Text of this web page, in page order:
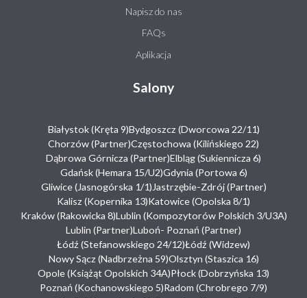
Napisz do nas
FAQs
Aplikacja
Salony
Białystok (Kręta 9)Bydgoszcz (Dworcowa 22/11)
Chorzów (Partner)Częstochowa (Kilińskiego 22)
Dąbrowa Górnicza (Partner)Elbląg (Sukiennicza 6)
Gdańsk (Hemara 15/U2)Gdynia (Portowa 6)
Gliwice (Jasnogórska 1/1)Jastrzębie-Zdrój (Partner)
Kalisz (Kopernika 13)Katowice (Opolska 8/1)
Kraków (Rakowicka 8)Lublin (Kompozytorów Polskich 3/U3A)
Lublin (Partner)Luboń- Poznań (Partner)
Łódź (Stefanowskiego 24/12)Łódź (Widzew)
Nowy Sącz (Nadbrzeżna 59)Olsztyn (Staszica 16)
Opole (Książąt Opolskich 34A)Płock (Dobrzyńska 13)
Poznań (Kochanowskiego 5)Radom (Chrobrego 7/9)